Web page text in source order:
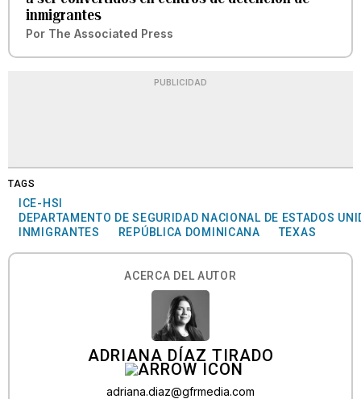
inmigrantes
Por The Associated Press
PUBLICIDAD
TAGS
ICE-HSI
DEPARTAMENTO DE SEGURIDAD NACIONAL DE ESTADOS
INMIGRANTES
REPÚBLICA DOMINICANA TEXAS
ACERCA DEL AUTOR
ADRIANA DÍAZ TIRADO
adriana.diaz@gfrmedia.com